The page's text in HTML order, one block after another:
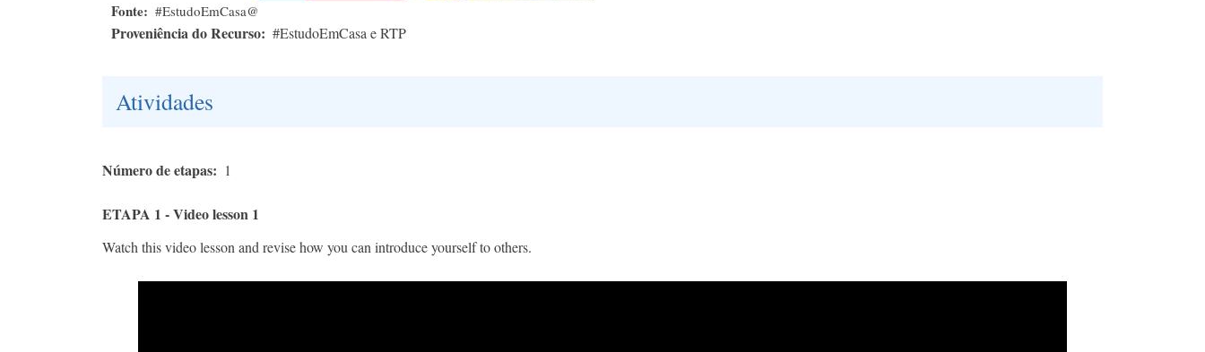
Fonte #EstudoEmCasa@
Proveniência do Recurso #EstudoEmCasa e RTP
Atividades
Número de etapas 1
ETAPA 1 - Video lesson 1
Watch this video lesson and revise how you can introduce yourself to others.